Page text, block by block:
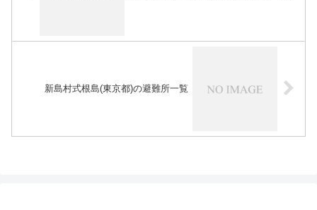
新島村式根島(東京都)の避難所一覧